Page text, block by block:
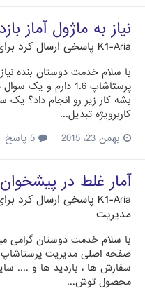
نیاز به ماژول آماز
K1-Aria پاسخی ارسال کرد
با سلام خدمت دوستان بنده نیاز
پرستاشاپ 1.6 دارم و
بشه کار زیر رو انجام داد؟
کاربرویژه تبدیل...
بهمن 23، 2015
آمار غلط در پیشخوان
K1-Aria پاسخی ارسال کرد
مدیریت
با سلام خدمت دوستان گرامی
صفحه اصلی مدیریت پرستاشاپ
سفارش ها ، بازدید ها و ....
محصول توش...